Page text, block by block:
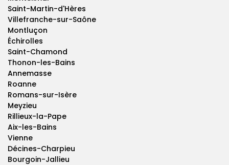
Saint-Martin-d'Hères
Villefranche-sur-Saône
Montluçon
Échirolles
Saint-Chamond
Thonon-les-Bains
Annemasse
Roanne
Romans-sur-Isère
Meyzieu
Rillieux-la-Pape
Aix-les-Bains
Vienne
Décines-Charpieu
Bourgoin-Jallieu